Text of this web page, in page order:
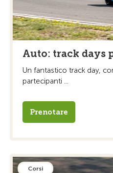
Auto: track days
Un fantastico track day,
partecipanti ...
Prenotare
Corsi